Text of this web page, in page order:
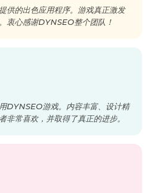
供的出色应用程序。游戏真正激发
衷心感谢DYNSEO整个团队！
DYNSEO游戏。内容丰富、设计精
非常喜欢，并取得了真正的进步。